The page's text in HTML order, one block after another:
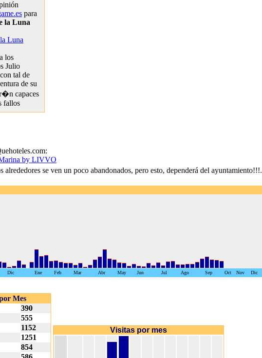
para
la Luna
Luna
los
Julio
tal de
de su
capaces
fallos
by LIVVO
se ven un poco abandonados, pero esto, dependerá del ayuntamiento!!!.
Dic Ene Feb Mar Abr May Jun Jul Ago Sep Oct Nov Dic
Mes
390
555
1152
1251
854
Visitas por mes